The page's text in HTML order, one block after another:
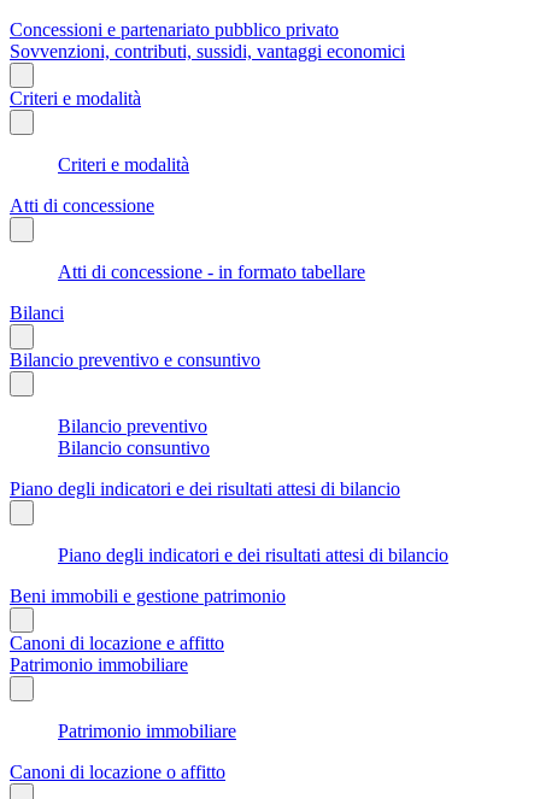
Concessioni e partenariato pubblico privato
Sovvenzioni, contributi, sussidi, vantaggi economici
Criteri e modalità
Criteri e modalità
Atti di concessione
Atti di concessione - in formato tabellare
Bilanci
Bilancio preventivo e consuntivo
Bilancio preventivo
Bilancio consuntivo
Piano degli indicatori e dei risultati attesi di bilancio
Piano degli indicatori e dei risultati attesi di bilancio
Beni immobili e gestione patrimonio
Canoni di locazione e affitto
Patrimonio immobiliare
Patrimonio immobiliare
Canoni di locazione o affitto